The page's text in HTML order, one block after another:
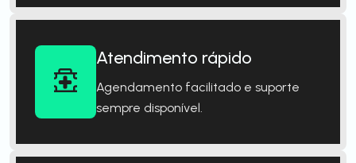
Atendimento rápido
Agendamento facilitado e suporte
sempre disponível.